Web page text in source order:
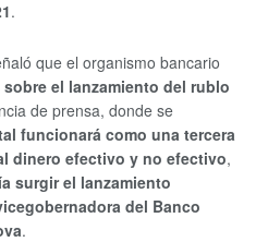
.
que el organismo bancario
el lanzamiento del rublo
de prensa, donde se
funcionará como una tercera
dinero efectivo y no efectivo,
surgir el lanzamiento
del Banco
.